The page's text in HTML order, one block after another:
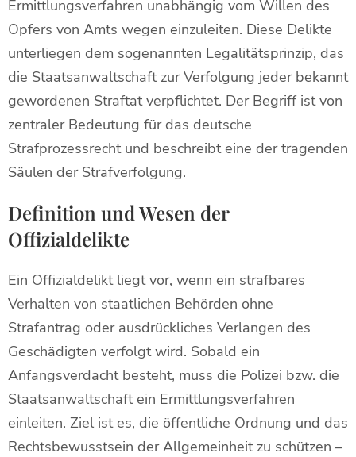
Ermittlungsverfahren unabhängig vom Willen des
Opfers von Amts wegen einzuleiten. Diese Delikte
unterliegen dem sogenannten Legalitätsprinzip, das
die Staatsanwaltschaft zur Verfolgung jeder bekannt
gewordenen Straftat verpflichtet. Der Begriff ist von
zentraler Bedeutung für das deutsche
Strafprozessrecht und beschreibt eine der tragenden
Säulen der Strafverfolgung.
Definition und Wesen der
Offizialdelikte
Ein Offizialdelikt liegt vor, wenn ein strafbares
Verhalten von staatlichen Behörden ohne
Strafantrag oder ausdrückliches Verlangen des
Geschädigten verfolgt wird. Sobald ein
Anfangsverdacht besteht, muss die Polizei bzw. die
Staatsanwaltschaft ein Ermittlungsverfahren
einleiten. Ziel ist es, die öffentliche Ordnung und das
Rechtsbewusstsein der Allgemeinheit zu schützen –